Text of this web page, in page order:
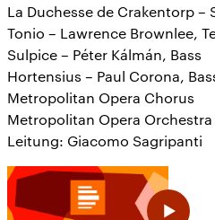
La Duchesse de Crakentorp –
Tonio – Lawrence Brownlee,
Sulpice – Péter Kálmán, Bass
Hortensius – Paul Corona,
Metropolitan Opera Chorus
Metropolitan Opera Orchestra
Leitung: Giacomo Sagripanti